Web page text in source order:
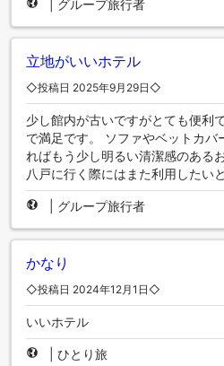
グループ旅行者
立地がいいホテル
◇投稿日 2025年9月29日◇
少し館内が古いですがとても便利
で満足です。 ソファやベットカバ
ればもう少し明るい清潔感のある
八戸に行く際にはまた利用したい
グループ旅行者
かなり
◇投稿日 2024年12月1日◇
いいホテル
ひとり旅